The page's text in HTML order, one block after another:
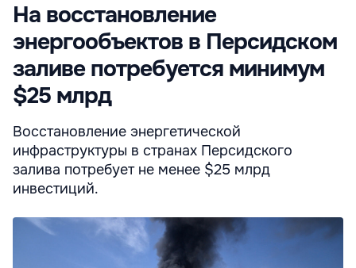
На восстановление
энергообъектов в Персидском
заливе потребуется минимум
$25 млрд
Восстановление энергетической
инфраструктуры в странах Персидского
залива потребует не менее $25 млрд
инвестиций.